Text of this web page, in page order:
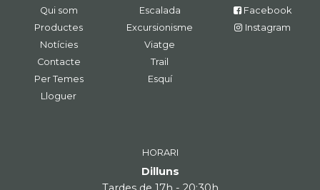
Qui som
Productes
Notícies
Contacte
Per Temes
Lloguer
Escalada
Excursionisme
Viatge
Trail
Esquí
Facebook
Instagram
HORARI
Dilluns